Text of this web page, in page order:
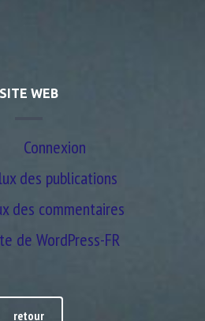
SITE WEB
Connexion
des publications
des commentaires
de WordPress-FR
retour